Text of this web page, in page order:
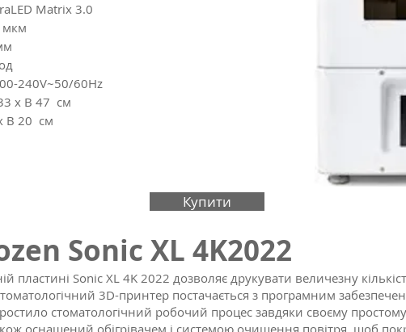
Matrix 3.0
мкм
240V~50/60Hz
х В 47 см
В 20 см
Купити
Sonic XL 4K2022
пластині Sonic XL 4K 2022 дозволяє друкувати величезну
3D-принтер постачається з програмним
стоматологічний робочий процес завдяки своєму
оснащений обігрівачем і системою очищення повітря, щоб